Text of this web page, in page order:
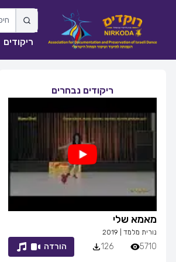
ריקודים
ריקודים נבחרים
מאמא שלי
נורית מלמד 2019
5710
126 הורדה